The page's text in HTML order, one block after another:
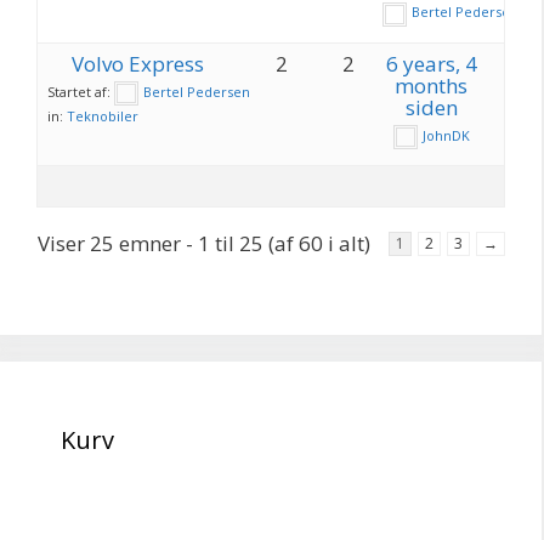
Bertel Pedersen
Volvo Express
Startet af:
Bertel Pedersen
in: Teknobiler
2 2 6 years, 4
months
siden
JohnDK
Viser 25 emner - 1 til 25 (af 60 i alt) 1 2 3 →
Kurv